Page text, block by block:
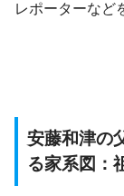
レポーターなど
安藤和津の
る家系図：